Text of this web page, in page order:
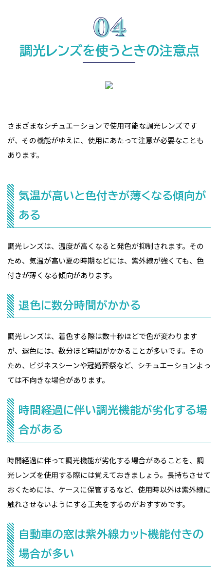
調光レンズを使うときの注意点
さまざまなシチュエーションで使用可能な調光レンズです
が、その機能がゆえに、使用にあたって注意が必要なことも
あります。
気温が高いと色付きが薄くなる傾向が
ある
調光レンズは、温度が高くなると発色が抑制されます。その
ため、気温が高い夏の時期などには、紫外線が強くても、色
付きが薄くなる傾向があります。
退色に数分時間がかかる
調光レンズは、着色する際は数十秒ほどで色が変わります
が、退色には、数分ほど時間がかかることが多いです。その
ため、ビジネスシーンや冠婚葬祭など、シチュエーションよっ
ては不向きな場合があります。
時間経過に伴い調光機能が劣化する場
合がある
時間経過に伴って調光機能が劣化する場合があることを、調
光レンズを使用する際には覚えておきましょう。長持ちさせて
おくためには、ケースに保管するなど、使用時以外は紫外線に
触れさせないようにする工夫をするのがおすすめです。
自動車の窓は紫外線カット機能付きの
場合が多い